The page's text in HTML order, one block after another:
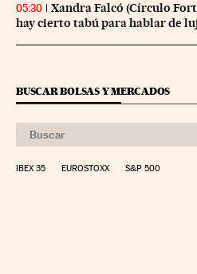
05:30
Xandra Falcó (Círculo
hay cierto tabú para hablar de
BUSCAR BOLSAS Y MERCADOS
IBEX 35 EUROSTOXX S&P 500